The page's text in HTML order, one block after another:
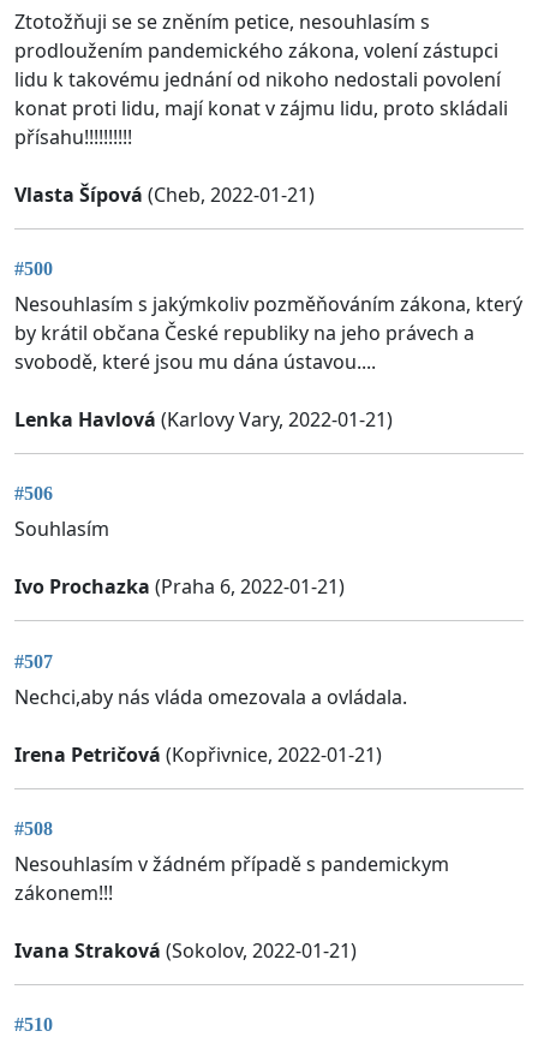
Ztotožňuji se se zněním petice, nesouhlasím s
prodloužením pandemického zákona, volení zástupci
lidu k takovému jednání od nikoho nedostali povolení
konat proti lidu, mají konat v zájmu lidu, proto skládali
přísahu!!!!!!!!!!
Vlasta Šípová (Cheb, 2022-01-21)
#500
Nesouhlasím s jakýmkoliv pozměňováním zákona, který
by krátil občana České republiky na jeho právech a
svobodě, které jsou mu dána ústavou....
Lenka Havlová (Karlovy Vary, 2022-01-21)
#506
Souhlasím
Ivo Prochazka (Praha 6, 2022-01-21)
#507
Nechci,aby nás vláda omezovala a ovládala.
Irena Petričová (Kopřivnice, 2022-01-21)
#508
Nesouhlasím v žádném případě s pandemickym
zákonem!!!
Ivana Straková (Sokolov, 2022-01-21)
#510